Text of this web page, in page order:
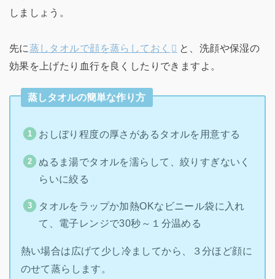
しましょう。
先に蒸しタオルで顔を蒸らしておく
と、洗顔や保湿の
効果を上げたり血行を良くしたりできますよ。
蒸しタオルの簡単な作り方
おしぼり程度の厚さがあるタオルを用意する
ぬるま湯でタオルを濡らして、絞りすぎないく
らいに絞る
タオルをラップか加熱OKなビニール袋に入れ
て、電子レンジで30秒～１分温める
熱い場合は広げて少し冷ましてから、３分ほど顔に
のせて蒸らします。